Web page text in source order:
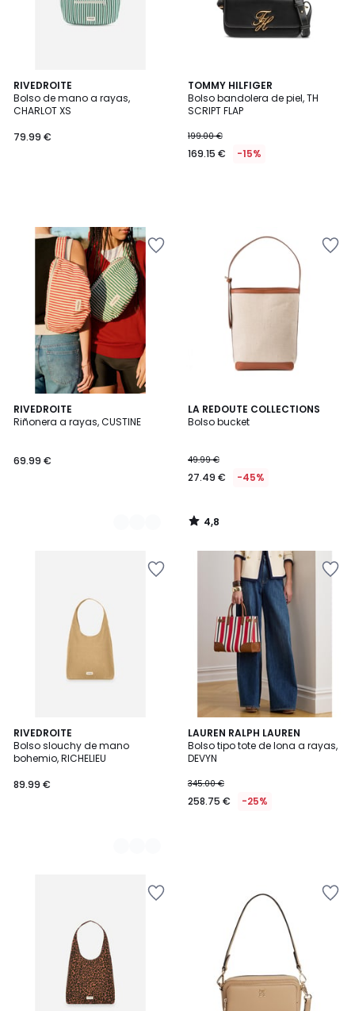
RIVEDROITE
Bolso de mano a rayas,
CHARLOT XS
79.99 €
TOMMY HILFIGER
Bolso bandolera de piel, TH
SCRIPT FLAP
199.00 €
169.15 € -15%
RIVEDROITE
Riñonera a rayas, CUSTINE
69.99 €
2
Colores
LA REDOUTE COLLECTIONS
Bolso bucket
49.99 €
27.49 € -45%
4,8
/ 5
4,8
/
RIVEDROITE
Bolso slouchy de mano
bohemio, RICHELIEU
89.99 €
2
Colores
LAUREN RALPH LAUREN
Bolso tipo tote de lona a rayas,
DEVYN
345.00 €
258.75 € -25%